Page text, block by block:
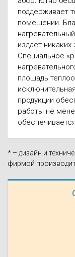
поддерживает
помещении.
издает
Специальное
площадь
продукции
работы не
* – дизайн и
фирмой